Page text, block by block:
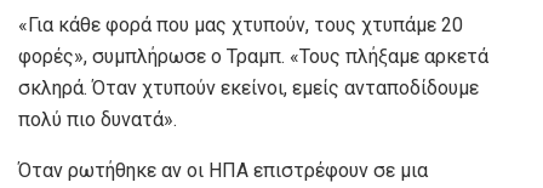
«Για κάθε φορά που μας χτυπούν, τους χτυπάμε 20
φορές», συμπλήρωσε ο Τραμπ. «Τους πλήξαμε αρκετά
σκληρά. Όταν χτυπούν εκείνοι, εμείς ανταποδίδουμε
πολύ πιο δυνατά».
Όταν ρωτήθηκε αν οι ΗΠΑ επιστρέφουν σε μια